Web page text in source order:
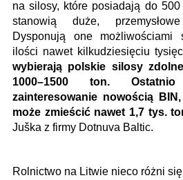
na silosy, które posiadają do 500
stanowią duże,
Dysponują one możliwościami
ilości nawet kilkudziesięciu
wybierają polskie silosy
1000–1500 ton.
zainteresowanie nowością
może zmieścić nawet 1,7 tys.
Juška z firmy Dotnuva Baltic.
Rolnictwo na Litwie nieco różni